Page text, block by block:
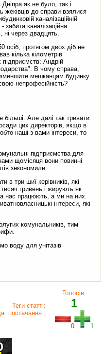
як не було, так і
жеківців до справи взялися
каналізаційній
каналізаційна
ні через двадцять.
осіб, протягом двох діб не
кілька кілометрів
підприємств: Андрій
В чому справа,
мешканцям будинку
непрофесійність?
більші. Але далі так тривати
цих директорів, якщо в
наші з вами інтереси, то
підприємства для
щомісяця вони повинні
зекономили.
в три шиї керівників, які
гривень і жирують як
нас працюють, а ми на них.
інтереси, які
комунальників, тим
воду для унітазів
Теги статті:
постачання
Голосів:
1
0 1